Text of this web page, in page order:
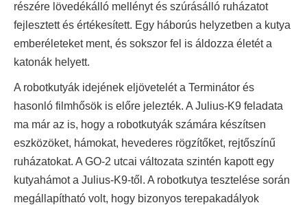
részére lövedékálló mellényt és szúrásálló ruházatot
fejlesztett és értékesített. Egy háborús helyzetben a kutya
emberéleteket ment, és sokszor fel is áldozza életét a
katonák helyett.
A robotkutyák idejének eljövetelét a Terminátor és
hasonló filmhősök is előre jelezték. A Julius-K9 feladata
ma már az is, hogy a robotkutyák számára készítsen
eszközöket, hámokat, hevederes rögzítőket, rejtőszínű
ruházatokat. A GO-2 utcai változata szintén kapott egy
kutyahámot a Julius-K9-től. A robotkutya tesztelése során
megállapítható volt, hogy bizonyos terepakadályok